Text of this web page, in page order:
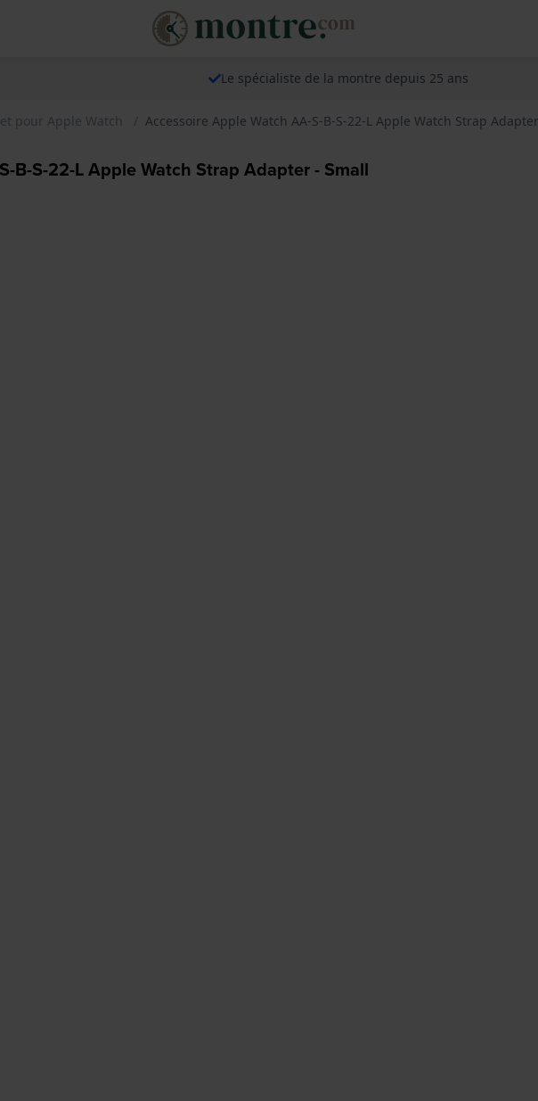
Le spécialiste de la montre depuis 25 ans
pour Apple Watch Accessoire Apple Watch AA-S-B-S-22-L Apple Watch Strap
B-S-22-L Apple Watch Strap Adapter - Small